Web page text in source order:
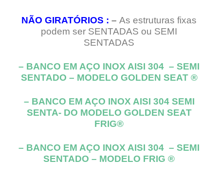
NÃO GIRATÓRIOS : – As estruturas fixas
podem ser SENTADAS ou SEMI
SENTADAS
– BANCO EM AÇO INOX AISI 304 – SEMI
SENTADO – MODELO GOLDEN SEAT ®
– BANCO EM AÇO INOX AISI 304 SEMI
SENTA- DO MODELO GOLDEN SEAT
FRIG®
– BANCO EM AÇO INOX AISI 304 – SEMI
SENTADO – MODELO FRIG ®